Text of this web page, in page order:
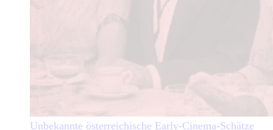
Unbekannte österreichische Early-Cinema-Schätze